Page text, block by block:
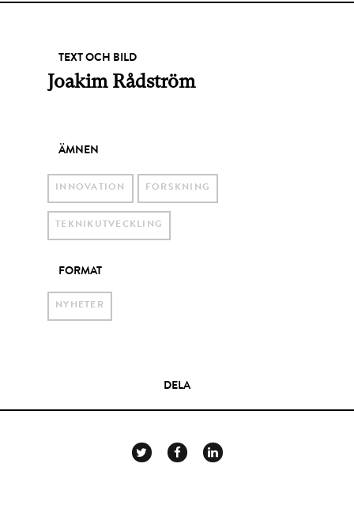
TEXT OCH BILD
Joakim Rådström
ÄMNEN
INNOVATION FORSKNING
TEKNIKUTVECKLING
FORMAT
NYHETER
DELA